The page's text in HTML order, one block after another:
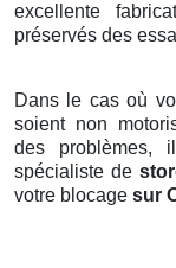
excellente
préservés des
Dans le cas où
soient non
des
spécialiste de
votre blocage sur